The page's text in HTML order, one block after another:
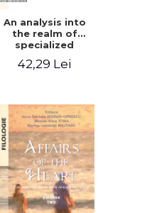
An analysis into
the realm of
specialized
English for civil
42,29 Lei